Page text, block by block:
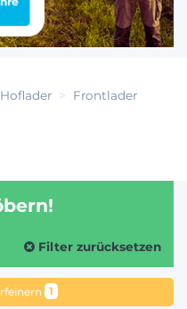
Frontlader
Filter zurücksetzen
1